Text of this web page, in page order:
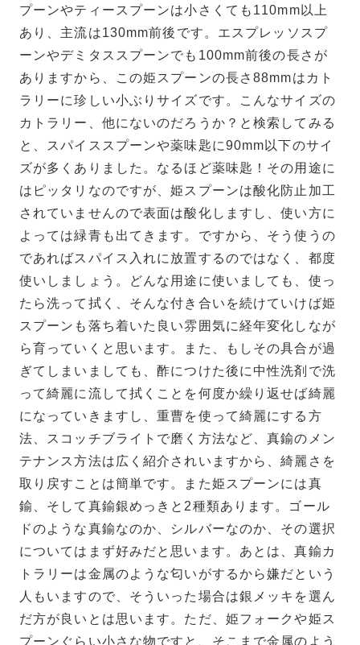
プーンやティースプーンは小さくても110mm以上
あり、主流は130mm前後です。エスプレッソスプ
ーンやデミタススプーンでも100mm前後の長さが
ありますから、この姫スプーンの長さ88mmはカト
ラリーに珍しい小ぶりサイズです。こんなサイズの
カトラリー、他にないのだろうか？と検索してみる
と、スパイススプーンや薬味匙に90mm以下のサイ
ズが多くありました。なるほど薬味匙！その用途に
はピッタリなのですが、姫スプーンは酸化防止加工
されていませんので表面は酸化しますし、使い方に
よっては緑青も出てきます。ですから、そう使うの
であればスパイス入れに放置するのではなく、都度
使いしましょう。どんな用途に使いましても、使っ
たら洗って拭く、そんな付き合いを続けていけば姫
スプーンも落ち着いた良い雰囲気に経年変化しなが
ら育っていくと思います。また、もしその具合が過
ぎてしまいましても、酢につけた後に中性洗剤で洗
って綺麗に流して拭くことを何度か繰り返せば綺麗
になっていきますし、重曹を使って綺麗にする方
法、スコッチブライトで磨く方法など、真鍮のメン
テナンス方法は広く紹介されいますから、綺麗さを
取り戻すことは簡単です。また姫スプーンには真
鍮、そして真鍮銀めっきと2種類あります。ゴール
ドのような真鍮なのか、シルバーなのか、その選択
についてはまず好みだと思います。あとは、真鍮カ
トラリーは金属のような匂いがするから嫌だという
人もいますので、そういった場合は銀メッキを選ん
だ方が良いとは思います。ただ、姫フォークや姫ス
プーンぐらい小さな物ですと、そこまで金属のよう